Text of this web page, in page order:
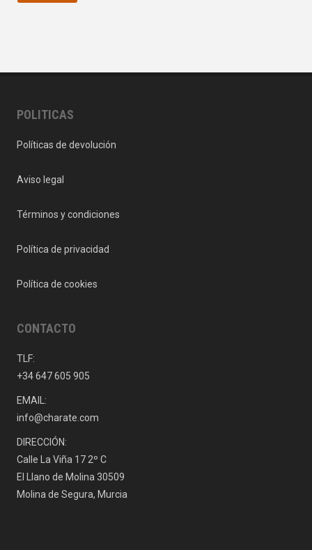
POLITICAS
Políticas de devolución
Aviso legal
Términos y condiciones
Política de privacidad
Política de cookies
CONTACTO
TLF:
+34 647 605 905
EMAIL:
info@charate.com
DIRECCIÓN:
Calle La Viña 17 2º C
El Llano de Molina 30509
Molina de Segura, Murcia